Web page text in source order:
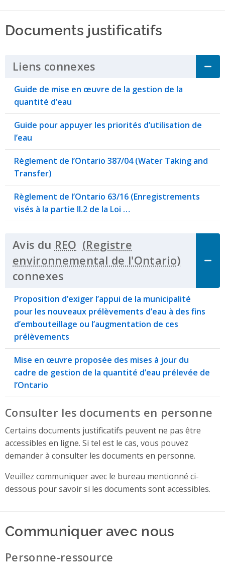
Documents justificatifs
Liens connexes Click to Expand
Guide de mise en œuvre de la gestion de la
quantité d’eau
Guide pour appuyer les priorités d’utilisation de
l’eau
Règlement de l’Ontario 387/04 (Water Taking and
Transfer)
Règlement de l’Ontario 63/16 (Enregistrements
visés à la partie II.2 de la Loi …
Avis du REO
connexes
Proposition d’exiger l’appui de la municipalité
pour les nouveaux prélèvements d’eau à des fins
d’embouteillage ou l’augmentation de ces
prélèvements
Mise en œuvre proposée des mises à jour du
cadre de gestion de la quantité d’eau prélevée de
l’Ontario
Consulter les documents en personne
Certains documents justificatifs peuvent ne pas être
accessibles en ligne. Si tel est le cas, vous pouvez
demander à consulter les documents en personne.
Veuillez communiquer avec le bureau mentionné ci-
dessous pour savoir si les documents sont accessibles.
Communiquer avec nous
Personne-ressource